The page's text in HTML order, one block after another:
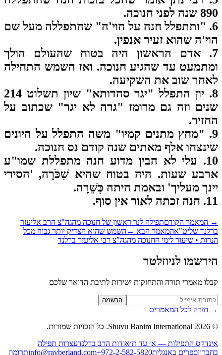
חנוכה.
6. "ותתפלל חנה על הוי'ה" שהתפללה מעל שם
שהוא זעיר אנפין.
7. אדם הראשון היה בטוח שהעולם הולך
עד שהגיע חנוכה. ואז השמש התחילה
שוב את השקיעה.
8. יון התפלל "יגר סהדותא" שיון תשלוט 214
וזה גם מרומז "גרה לא יגר" שכתוב על
9. "מחץ מתנים קמיו" משה התפלל על היונים
אלף מאתים שנה קודם נס חנוכה.
10. עלי לא הבין מדוע חנה מתפללת שמו"ע
שעות. היה בטוח שהיא שִׁכֹּרָה, 'הסירי
מעליך' ובאמת היתה כְּשֵׁרָה.
אין סוף.
המאמר הקודםתפילה לנר ראשון של חנוכה מהגה"צ הרב אליעזר
שליט"אהמאמר הבא ← השמש שהוא הצדיק יותר גבוה מכל
• שיעור לימי החנוכה מהגה"צ רבי אליעזר ברלנד
לניוזלטר
מאמרי תורה והתחזקות ישירות לתיבת הדואר שלכם
Website (leave הרשמה
חזרה לכל המאמרים
2026
Shuvu Banim International.
כל הזכויות שמורות.
התפילות — א׳ עד ת׳אודות הרב ברלנדעצרות תפילה
ספרים באנגלית info@ravberland.com+972-2-582-5820 תרומה